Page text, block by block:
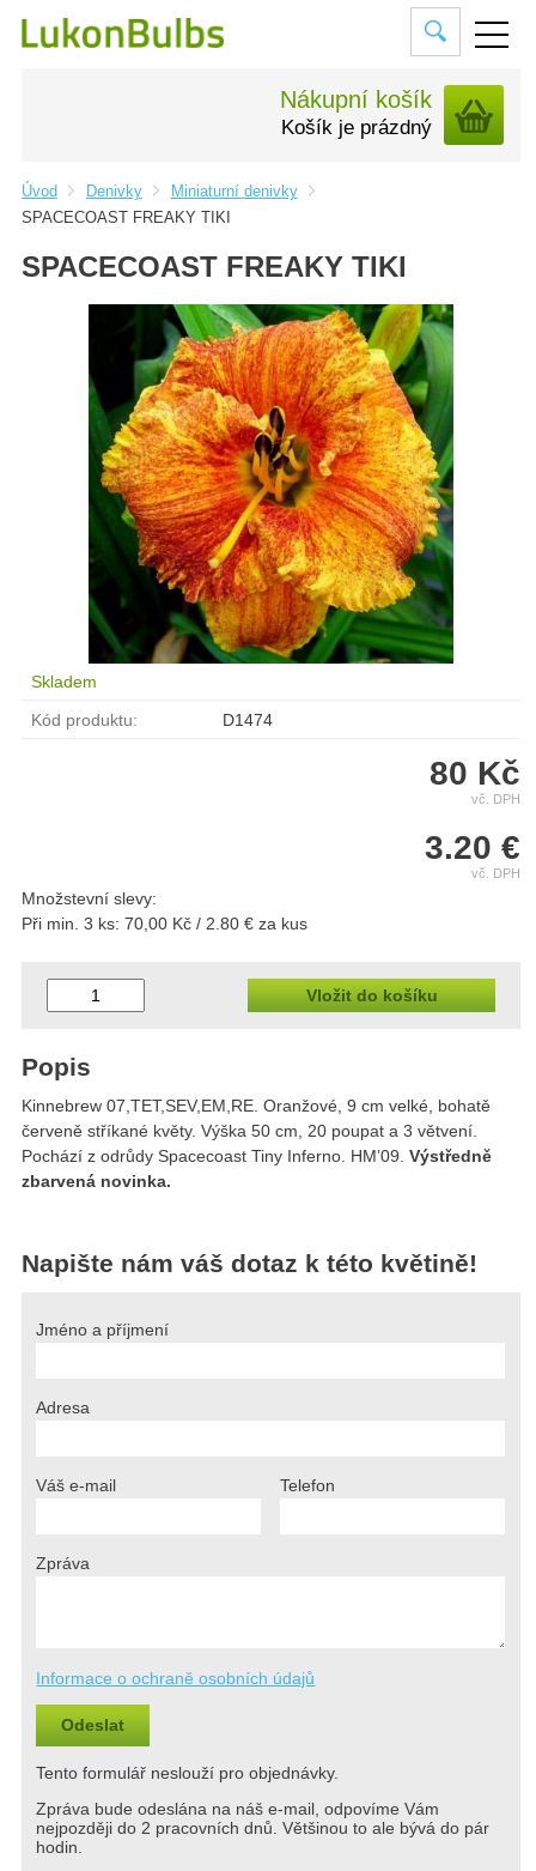
Nákupní košík
Košík je prázdný
Úvod Denivky
Miniaturní denivky
SPACECOAST FREAKY TIKI
SPACECOAST FREAKY TIKI
Skladem
Kód produktu: D1474
80 Kč
vč. DPH
3.20 €
vč. DPH
Množstevní slevy:
Při min. 3 ks: 70,00 Kč / 2.80 € za kus
Vložit do košíku
Popis
Kinnebrew 07,TET,SEV,EM,RE. Oranžové, 9 cm velké, bohatě
červeně stříkané květy. Výška 50 cm, 20 poupat a 3 větvení.
Pochází z odrůdy Spacecoast Tiny Inferno. HM’09. Výstředně
zbarvená novinka.
Napište nám váš dotaz k této květině!
Jméno a příjmení
Adresa
Váš e-mail Telefon
Zpráva
Informace o ochraně osobních údajů
Odeslat
Tento formulář neslouží pro objednávky.
Zpráva bude odeslána na náš e-mail, odpovíme Vám
nejpozději do 2 pracovních dnů. Většinou to ale bývá do pár
hodin.